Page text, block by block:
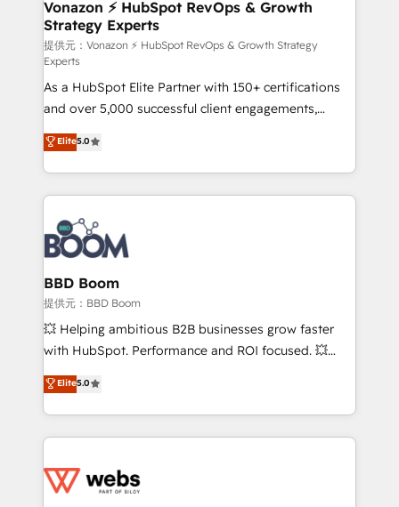
➤ L’intégration de CRM et de méthodologie RevOps
pour aligner les équipes marketing, commerciales et
support client (data migration, synchronisation API,
audit et maintenance) ➤ La création de sites internet
de conversion qui transforment les visiteurs en
opportunités d'affaires ➤ La mise en place de
stratégies d'acquisition marketing (SEO, SEA,
inbound, automatisation marketing, ABM, IA,
emailing) Informations clés : - 10 ans d'expérience -
100+ intégrations CRM HubSpot réussies - 40
experts conseil - 150 certifications HubSpot
cumulées
Vonazon ⚡ HubSpot RevOps & Growth
Strategy Experts
提供元：Vonazon ⚡ HubSpot RevOps & Growth Strategy
Experts
As a HubSpot Elite Partner with 150+ certifications
and over 5,000 successful client engagements,
Vonazon turns marketing complexity into
measurable, scalable growth. From onboarding to
enterprise-grade campaigns, our in-house team
builds scalable strategies that drive long-term
revenue. ⚙️ HubSpot Integration & Optimization •
Seamless CRM, CMS, and automation setup •
Complex platform migrations and data cleanups •
Custom APIs and third-party integrations 📈 End-to-
End Revenue Acceleration • Lifecycle marketing and
pipeline growth programs • Sales enablement tools
and CRM optimization • Retention strategies with
Execution • 750+ onboardings and 2,000+
implementations • Deep expertise across marketing,
Elite5.0
BBD Boom
提供元：BBD Boom
💥 Helping ambitious B2B businesses grow faster
with HubSpot. Performance and ROI focused. 💥
BBD Boom is the HubSpot partner that can help you
to HubSpot Better. We work with your teams to
solve all your HubSpot challenges and improve user
adoption, sales process and marketing results.
the first time 🔧 Designing and optimising your
Elite5.0